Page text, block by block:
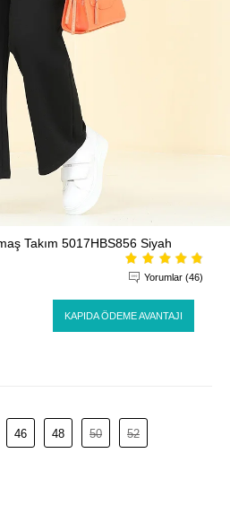
Takım 5017HBS856 Siyah
Yorumlar (46)
KAPIDA ÖDEME AVANTAJI
46 48 50 52